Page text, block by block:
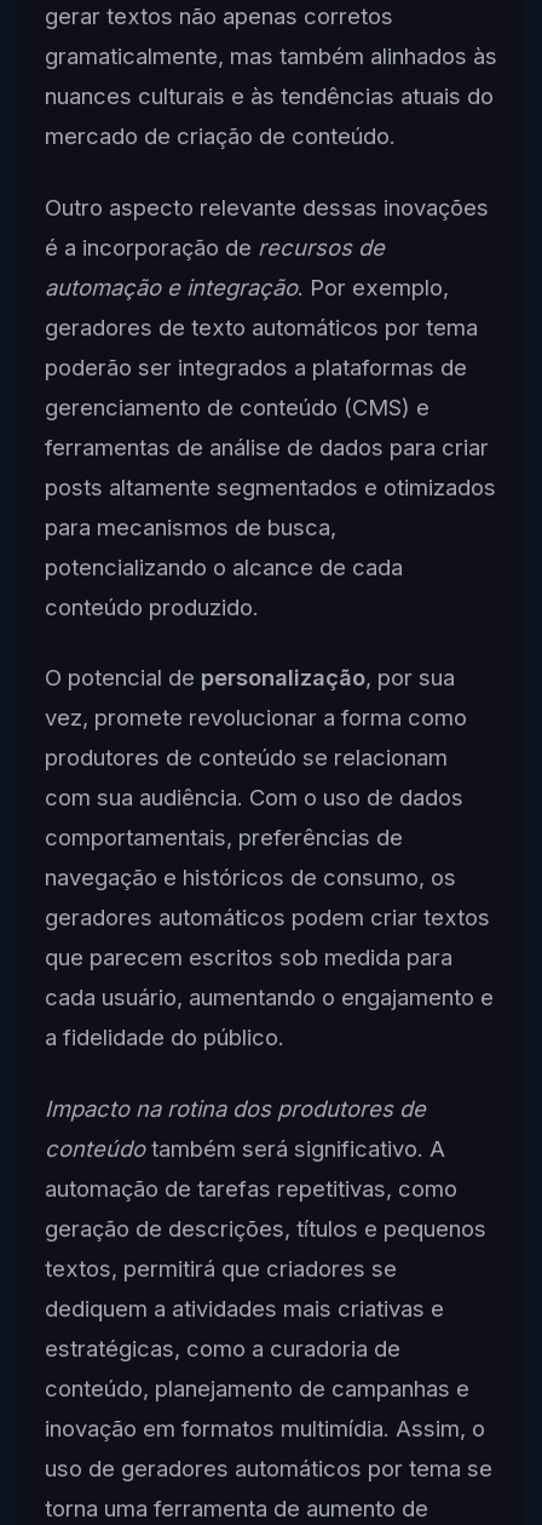
gerar textos não apenas corretos
gramaticalmente, mas também alinhados às
nuances culturais e às tendências atuais do
mercado de criação de conteúdo.
Outro aspecto relevante dessas inovações
é a incorporação de recursos de
automação e integração. Por exemplo,
geradores de texto automáticos por tema
poderão ser integrados a plataformas de
gerenciamento de conteúdo (CMS) e
ferramentas de análise de dados para criar
posts altamente segmentados e otimizados
para mecanismos de busca,
potencializando o alcance de cada
conteúdo produzido.
O potencial de personalização, por sua
vez, promete revolucionar a forma como
produtores de conteúdo se relacionam
com sua audiência. Com o uso de dados
comportamentais, preferências de
navegação e históricos de consumo, os
geradores automáticos podem criar textos
que parecem escritos sob medida para
cada usuário, aumentando o engajamento e
a fidelidade do público.
Impacto na rotina dos produtores de
conteúdotambém será significativo. A
automação de tarefas repetitivas, como
geração de descrições, títulos e pequenos
textos, permitirá que criadores se
dediquem a atividades mais criativas e
estratégicas, como a curadoria de
conteúdo, planejamento de campanhas e
inovação em formatos multimídia. Assim, o
uso de geradores automáticos por tema se
torna uma ferramenta de aumento de